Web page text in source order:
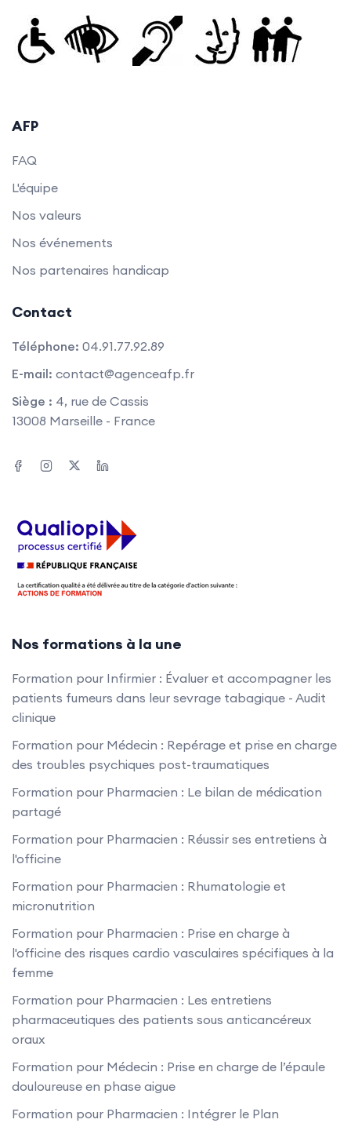
AFP
FAQ
L'équipe
Nos valeurs
Nos événements
Nos partenaires handicap
Contact
Téléphone: 04.91.77.92.89
E-mail: contact@agenceafp.fr
Siège : 4, rue de Cassis
13008 Marseille - France
Nos formations à la une
Formation pour Infirmier : Évaluer et accompagner les
patients fumeurs dans leur sevrage tabagique - Audit
clinique
Formation pour Médecin : Repérage et prise en charge
des troubles psychiques post-traumatiques
Formation pour Pharmacien : Le bilan de médication
partagé
Formation pour Pharmacien : Réussir ses entretiens à
l'officine
Formation pour Pharmacien : Rhumatologie et
micronutrition
Formation pour Pharmacien : Prise en charge à
l'officine des risques cardio vasculaires spécifiques à la
femme
Formation pour Pharmacien : Les entretiens
pharmaceutiques des patients sous anticancéreux
oraux
Formation pour Médecin : Prise en charge de l’épaule
douloureuse en phase aigue
Formation pour Pharmacien : Intégrer le Plan